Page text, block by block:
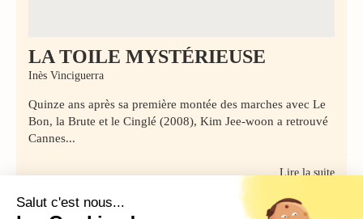
LA TOILE MYSTÉRIEUSE
Inès Vinciguerra
Quinze ans après sa première montée des marches avec Le
Bon, la Brute et le Cinglé (2008), Kim Jee-woon a retrouvé
Cannes...
Lire la suite